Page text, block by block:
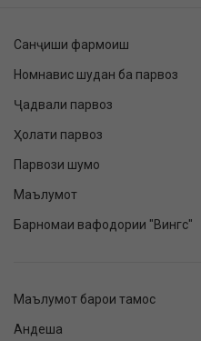
Санҷиши фармоиш
Номнавис шудан ба парвоз
Ҷадвали парвоз
Ҳолати парвоз
Парвози шумо
Маълумот
Барномаи вафодории "Вингс"
Маълумот барои тамос
Андеша